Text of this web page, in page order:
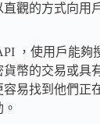
觀的方式向用
，使用戶能夠
幣的交易或具
易找到他們正